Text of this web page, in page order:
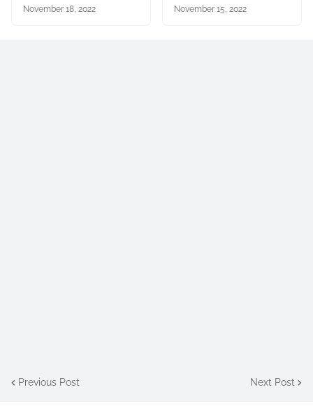
November 18, 2022 November 15, 2022
Previous Post Next Post